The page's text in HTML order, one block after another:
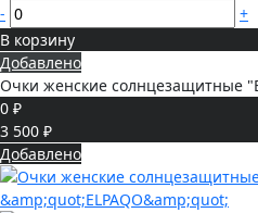
-
+
В корзину
Добавлено
Очки женские солнцезащитные
0 ₽
3 500 ₽
Добавлено